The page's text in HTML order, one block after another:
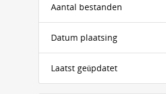
Aantal bestanden
Datum plaatsing
Laatst geüpdatet